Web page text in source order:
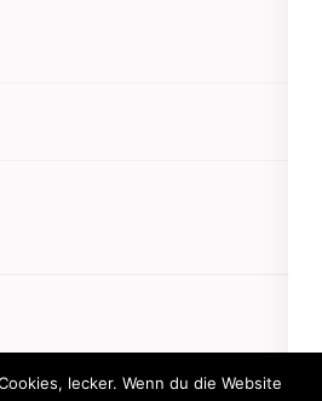
lecker. Wenn du die Website